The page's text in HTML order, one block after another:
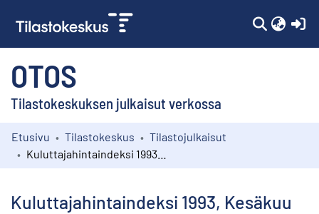
OTOS
Tilastokeskuksen julkaisut verkossa
Kokoelmat
Etusivu Tilastokeskus
Tilastojulkaisut
Kuluttajahintaindeksi 1993, Kesäkuu